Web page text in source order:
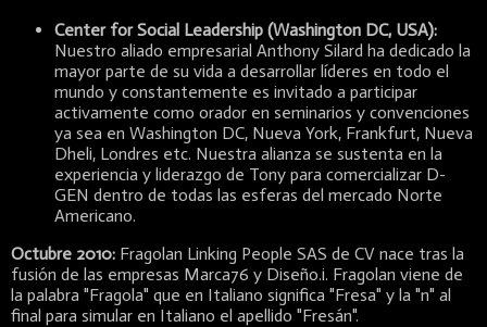
Center for Social Leadership (Washington DC, USA):
Nuestro aliado empresarial Anthony Silard ha dedicado la
mayor parte de su vida a desarrollar líderes en todo el
mundo y constantemente es invitado a participar
activamente como orador en seminarios y convenciones
ya sea en Washington DC, Nueva York, Frankfurt, Nueva
Dheli, Londres etc. Nuestra alianza se sustenta en la
experiencia y liderazgo de Tony para comercializar D-
GEN dentro de todas las esferas del mercado Norte
Americano.
Octubre 2010: Fragolan Linking People SAS de CV nace tras la
fusión de las empresas Marca76 y Diseño.i. Fragolan viene de
la palabra "Fragola" que en Italiano significa "Fresa" y la "n" al
final para simular en Italiano el apellido "Fresán".